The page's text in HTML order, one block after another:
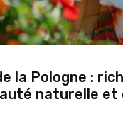
la Pologne :
naturelle et